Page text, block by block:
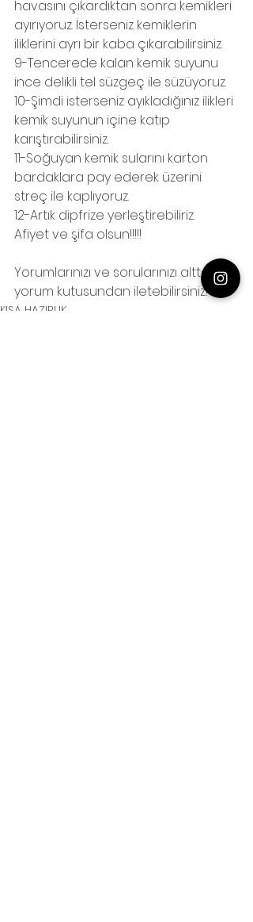
havasını çıkardıktan sonra kemikleri
ayırıyoruz. İsterseniz kemiklerin
iliklerini ayrı bir kaba çıkarabilirsiniz.
9-Tencerede kalan kemik suyunu
ince delikli tel süzgeç ile süzüyoruz.
10-Şimdi isterseniz ayıkladığınız ilikleri
kemik suyunun içine katıp
karıştırabilirsiniz.
11-Soğuyan kemik sularını karton
bardaklara pay ederek üzerini
streç ile kaplıyoruz.
12-Artık dipfrize yerleştirebiliriz.
Afiyet ve şifa olsun!!!!!
Yorumlarınızı ve sorularınızı alttaki
yorum kutusundan iletebilirsiniz!
KIŞA HAZIRLIK